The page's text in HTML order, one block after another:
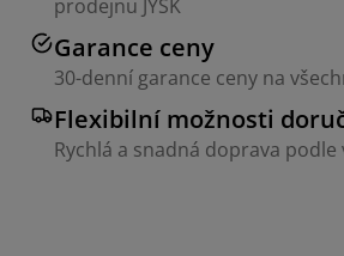
prodejnu JYSK
Garance ceny
30-denní garance ceny na
Flexibilní možnosti
Rychlá a snadná doprava